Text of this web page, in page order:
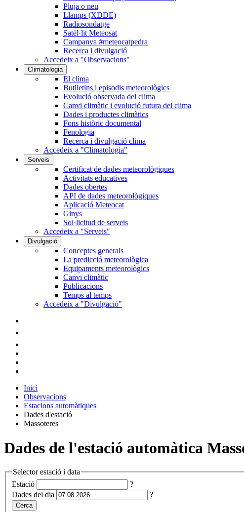
Pluja o neu
Llamps (XDDE)
Radiosondatge
Satèl·lit Meteosat
Campanya #meteocatpedra
Recerca i divulgació
Accedeix a "Observacions"
Climatologia
El clima
Butlletins i episodis meteorològics
Evolució observada del clima
Canvi climàtic i evolució futura del clima
Dades i productes climàtics
Fons històric documental
Fenologia
Recerca i divulgació clima
Accedeix a "Climatologia"
Serveis
Certificat de dades meteorològiques
Activitats educatives
Dades obertes
API de dades meteorològiques
Aplicació Meteocat
Ginys
Sol·licitud de serveis
Accedeix a "Serveis"
Divulgació
Conceptes generals
La predicció meteorològica
Equipaments meteorològics
Canvi climàtic
Publicacions
Temps al temps
Accedeix a "Divulgació"
Inici
Observacions
Estacions automàtiques
Dades d'estació
Massoteres
Dades de l'estació automàtica
Selector estació i data
Estació
?
Dades del dia
?
Cerca